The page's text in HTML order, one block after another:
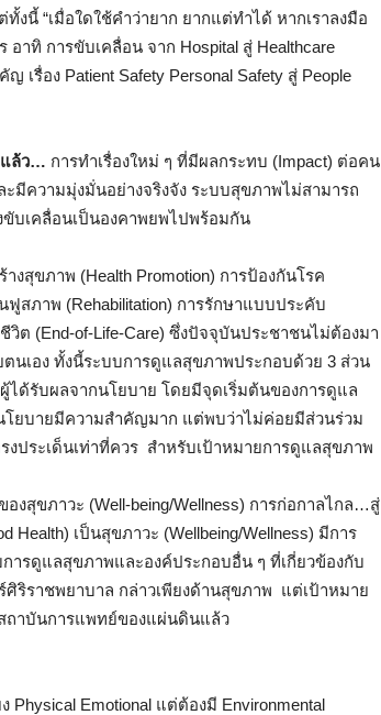
นี้ “เมื่อใดใช้คำว่ายาก ยากแต่ทำได้ หากเราลงมือ
าทิ การขับเคลื่อน จาก Hospital สู่ Healthcare
เรื่อง Patient Safety Personal Safety สู่ People
แล้ว… การทำเรื่องใหม่ ๆ ที่มีผลกระทบ (Impact) ต่อคน
มีความมุ่งมั่นอย่างจริงจัง ระบบสุขภาพไม่สามารถ
ขับเคลื่อนเป็นองคาพยพไปพร้อมกัน
งสุขภาพ (Health Promotion) การป้องกันโรค
ฟูสภาพ (Rehabilitation) การรักษาแบบประคับ
วิต (End-of-Life-Care) ซึ่งปัจจุบันประชาชนไม่ต้องมา
นเอง ทั้งนี้ระบบการดูแลสุขภาพประกอบด้วย 3 ส่วน
ด้รับผลจากนโยบาย โดยมีจุดเริ่มต้นของการดูแล
ยบายมีความสำคัญมาก แต่พบว่าไม่ค่อยมีส่วนร่วม
ประเด็นเท่าที่ควร สำหรับเป้าหมายการดูแลสุขภาพ
สุขภาวะ (Well-being/Wellness) การก่อกาลไกล…สู่
เป็นสุขภาวะ (Wellbeing/Wellness) มีการ
ารดูแลสุขภาพและองค์ประกอบอื่น ๆ ที่เกี่ยวข้องกับ
ริราชพยาบาล กล่าวเพียงด้านสุขภาพ แต่เป้าหมาย
าบันการแพทย์ของแผ่นดินแล้ว
Physical Emotional แต่ต้องมี Environmental